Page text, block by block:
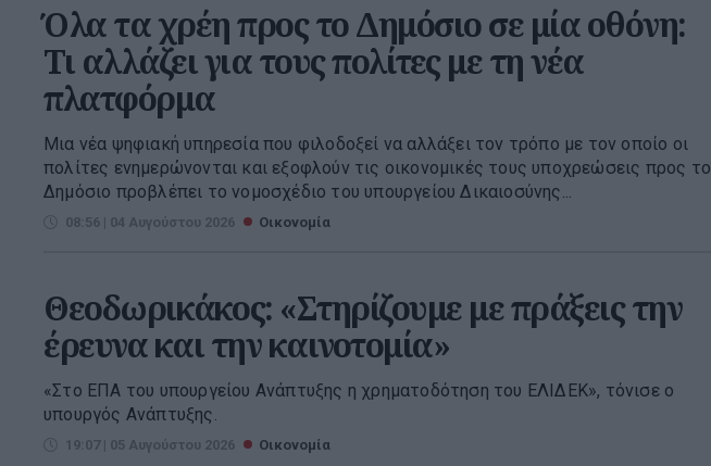
Όλα τα χρέη προς το Δημόσιο σε μία οθόνη:
Τι αλλάζει για τους πολίτες με τη νέα
πλατφόρμα
Μια νέα ψηφιακή υπηρεσία που φιλοδοξεί να αλλάξει τον τρόπο με τον οποίο οι
πολίτες ενημερώνονται και εξοφλούν τις οικονομικές τους υποχρεώσεις προς το
Δημόσιο προβλέπει το νομοσχέδιο του υπουργείου Δικαιοσύνης...
08:56 | 04 Αυγούστου 2026 Οικονομία
Θεοδωρικάκος: «Στηρίζουμε με πράξεις την
έρευνα και την καινοτομία»
«Στο ΕΠΑ του υπουργείου Ανάπτυξης η χρηματοδότηση του ΕΛΙΔΕΚ», τόνισε ο
υπουργός Ανάπτυξης.
19:07 | 05 Αυγούστου 2026 Οικονομία